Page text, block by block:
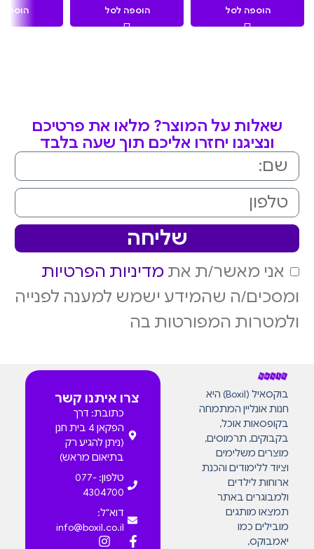
22.68
הוספה לסל
22.97
הוספה לסל הוספה
שאלות על המוצר? מלאו את פרטיכם
ונציגנו יחזרו אליכם תוך שעה בלבד
אני מאשר/ת את מדיניות הפרטיות
ומסכים/ה שהמידע ישמש למענה לפנייה
ולמטרות המפורטות בה
שליחה
בוקסאיל (Boxil) היא
חנות אונליין המתמחה
בקופסאות אוכל,
בקבוקים, תרמוסים,
מוצרים משלימים
וציוד ללימודים והכנת
ארוחות לילדים
ולמבוגרים באתר
תמצאו מותגים
מובילים כמו
יאמבוקס,
צרו איתנו קשר
כתובת: דרך
הפקאן 4 בית חנן
(ניתן להגיע רק
בתיאום מראש)
טלפון: 077-
4304700
דוא"ל:
info@boxil.co.il